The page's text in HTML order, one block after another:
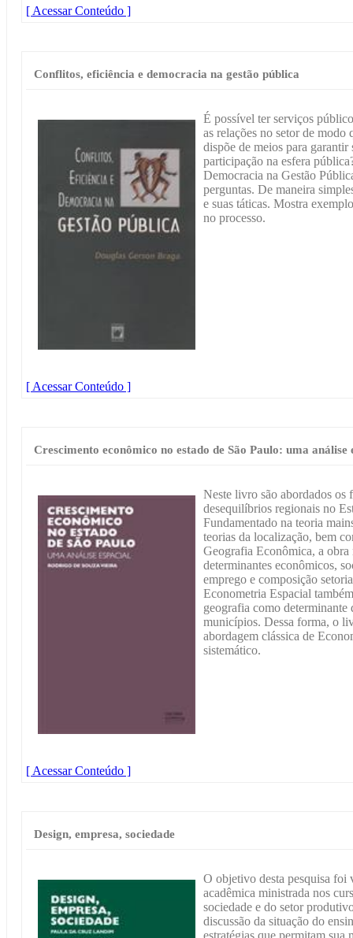
[ Acessar Conteúdo ]
Conflitos, eficiência e democracia na gestão pública
É possível ter serviços
as relações no setor de modo
dispõe de meios para
participação na esfera
Democracia na Gestão
perguntas. De maneira
e suas táticas. Mostra
no processo.
[ Acessar Conteúdo ]
Crescimento econômico no estado de São Paulo: uma análise
Neste livro são abordados os
desequilíbrios regionais no
Fundamentado na teoria
teorias da localização, bem
Geografia Econômica, a
determinantes econômicos,
emprego e composição
Econometria Espacial
geografia como determinante
municípios. Dessa forma, o
abordagem clássica de
sistemático.
[ Acessar Conteúdo ]
Design, empresa, sociedade
O objetivo desta pesquisa foi
acadêmica ministrada nos
sociedade e do setor
discussão da situação do
estratégias que permitam sua